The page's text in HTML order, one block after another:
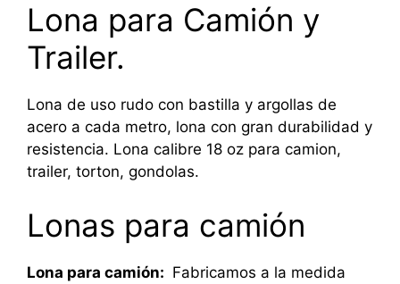
Lona para Camión y
Trailer.
Lona de uso rudo con bastilla y argollas de
acero a cada metro, lona con gran durabilidad y
resistencia. Lona calibre 18 oz para camion,
trailer, torton, gondolas.
Lonas para camión
Lona para camión: Fabricamos a la medida